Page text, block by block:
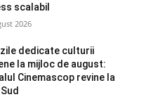
scalabil
2026
dedicate culturii
la mijloc de august:
Cinemascop revine la